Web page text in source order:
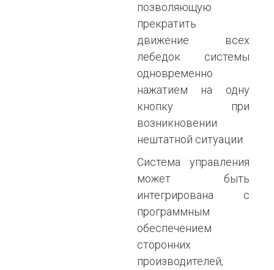
позволяющую
прекратить
движение всех
лебедок системы
одновременно
нажатием на одну
кнопку при
возникновении
нештатной ситуации.
Система управления
может быть
интегрирована с
программным
обеспечением
сторонних
производителей,